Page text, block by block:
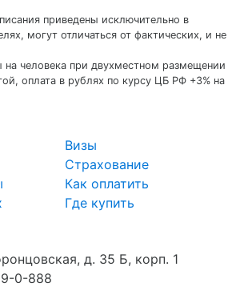
приведены исключительно в
могут отличаться от фактических, и не
на человека при двухместном размещении
оплата в рублях по курсу ЦБ РФ +3% на
Визы
Страхование
Как оплатить
Где купить
д. 35 Б, корп. 1
0-888